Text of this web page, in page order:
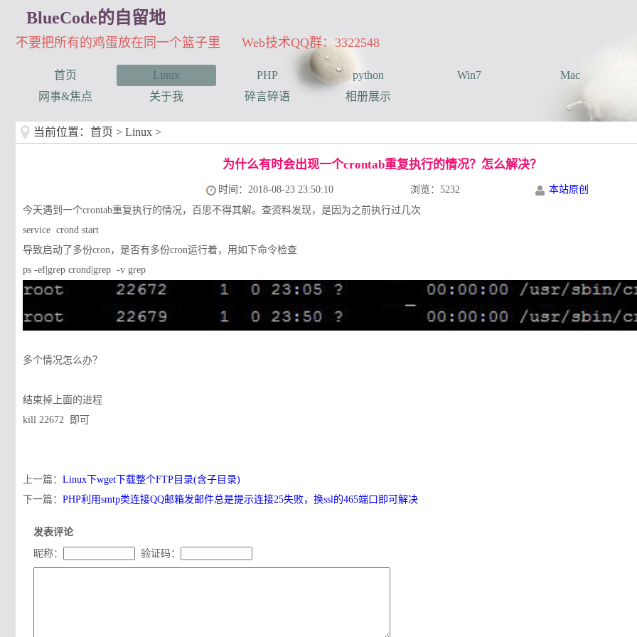
BlueCode的自留地
不要把所有的鸡蛋放在同一个篮子里 Web技术QQ群：3322548
首页 Linux PHP python Win7
Mac
网事&焦点
关于我 碎言碎语 相册展示
当前位置： 首页 > Linux >
为什么有时会出现一个crontab重复执行的情况？怎么解决？
时间：2018-08-23 23:50:10 浏览：5232
本站原创
今天遇到一个crontab重复执行的情况，百思不得其解。查资料发现，是因为之前执行过几次
service crond start
导致启动了多份cron，是否有多份cron运行着，用如下命令检查
ps -ef|grep crond|grep -v grep
多个情况怎么办？
结束掉上面的进程
kill 22672 即可
上一篇： Linux下wget下载整个FTP目录(含子目录)
下一篇： PHP利用smtp类连接QQ邮箱发邮件总是提示连接25失败，换ssl的465端口即可解决
发表评论
昵称：
验证码：